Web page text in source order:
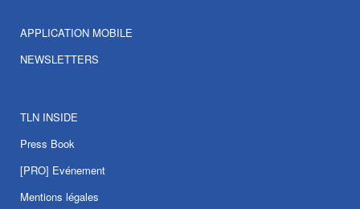
APPLICATION MOBILE
NEWSLETTERS
TLN INSIDE
Press Book
[PRO] Evénement
Mentions légales